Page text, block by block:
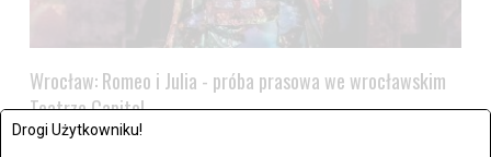
Drogi Użytkowniku!
Wrocław: Romeo i Julia - próba prasowa we wrocławskim
Teatrze Capitol